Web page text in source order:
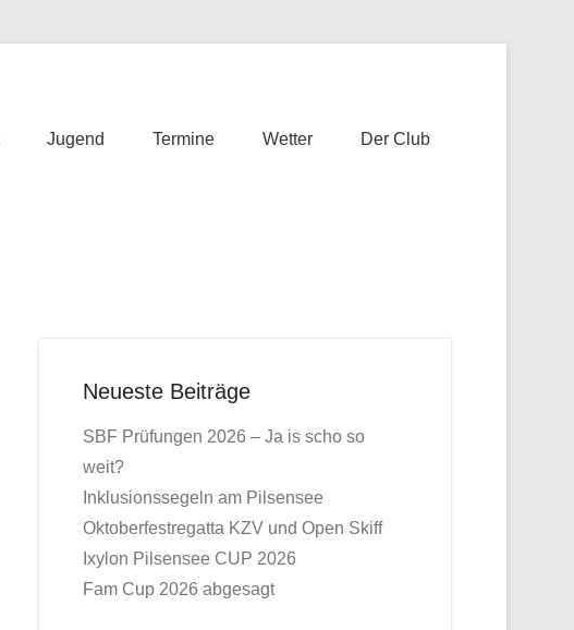
Jugend Termine Wetter Der Club
Neueste Beiträge
SBF Prüfungen 2026 – Ja is scho so
weit?
Inklusionssegeln am Pilsensee
Oktoberfestregatta KZV und Open Skiff
Ixylon Pilsensee CUP 2026
Fam Cup 2026 abgesagt